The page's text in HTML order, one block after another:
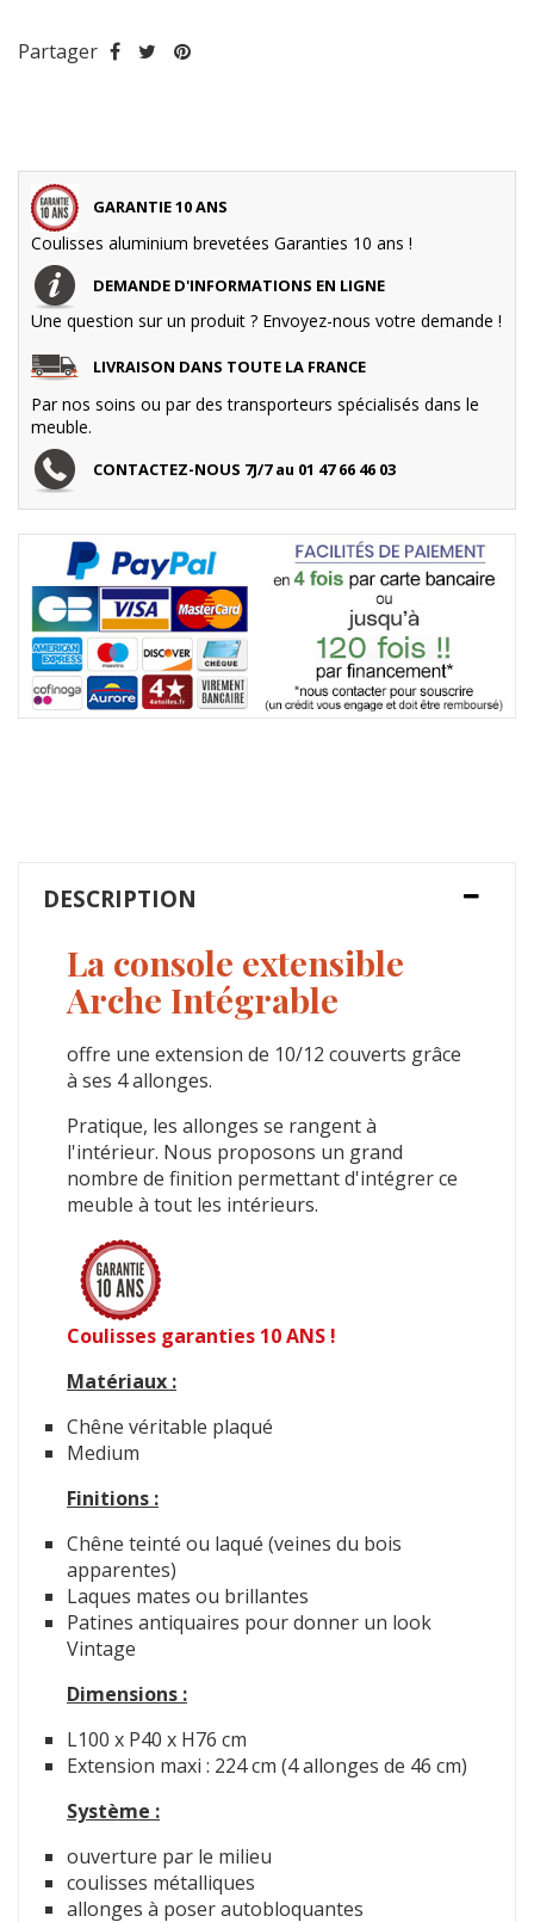
Partager
GARANTIE 10 ANS
Coulisses aluminium brevetées Garanties 10 ans !
DEMANDE D'INFORMATIONS EN LIGNE
Une question sur un produit ? Envoyez-nous votre demande !
LIVRAISON DANS TOUTE LA FRANCE
Par nos soins ou par des transporteurs spécialisés dans le
meuble.
CONTACTEZ-NOUS 7J/7 au 01 47 66 46 03
DESCRIPTION
La console extensible
Arche Intégrable
offre une extension de 10/12 couverts grâce
à ses 4 allonges.
Pratique, les allonges se rangent à
l'intérieur. Nous proposons un grand
nombre de finition permettant d'intégrer ce
meuble à tout les intérieurs.
Coulisses garanties 10 ANS !
Matériaux :
Chêne véritable plaqué
Medium
Finitions :
Chêne teinté ou laqué (veines du bois
apparentes)
Laques mates ou brillantes
Patines antiquaires pour donner un look
Vintage
Dimensions :
L100 x P40 x H76 cm
Extension maxi : 224 cm (4 allonges de 46 cm)
Système :
ouverture par le milieu
coulisses métalliques
allonges à poser autobloquantes